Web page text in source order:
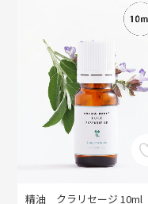
精油 クラリセージ 10ml